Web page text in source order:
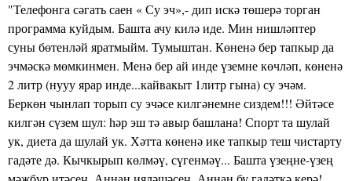
"Телефонга сәгать саен « Су эч»,- дип искә төшерә торган
программа куйдым. Башта ачу килә иде. Мин нишләптер
суны бөтенләй яратмыйм. Тумыштан. Көненә бер тапкыр да
эчмәскә мөмкинмен. Менә бер ай инде үземне көчләп, көненә
2 литр (нууу ярар инде...кайвакыт 1литр гына) су эчәм.
Беркөн чынлап торып су эчәсе килгәнемне сиздем!!! Әйтәсе
килгән сүзем шул: һәр эш тә авыр башлана! Спорт та шулай
ук, диета да шулай ук. Хәтта көненә ике тапкыр теш чистарту
гадәте дә. Кычкырып көлмәү, сүгенмәү... Башта үзеңне-үзең